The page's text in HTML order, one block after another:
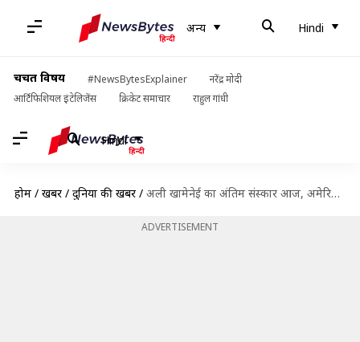
अन्य Hindi
चर्चित विषय #NewsBytesExplainer
नरेंद्र मोदी
आर्टिफिशियल इंटेलिजेंस
क्रिकेट समाचार राहुल गांधी
Hindi
होम / खबरें / दुनिया की खबरें / अली खामेनेई का अंतिम संस्कार आज, अमेरिका ने मशहद में हमला कर बाधा डाली
ADVERTISEMENT